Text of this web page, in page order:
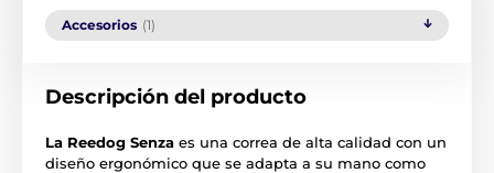
Accesorios (1)
Descripción del producto
La Reedog Senza es una correa de alta calidad con un
diseño ergonómico que se adapta a su mano como